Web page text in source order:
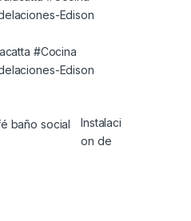
#Cocina
Edison
Instalaci
on de